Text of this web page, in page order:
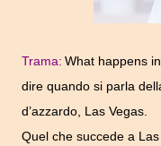
Trama: What happens
dire quando si parla
d’azzardo, Las Vegas.
Quel che succede a